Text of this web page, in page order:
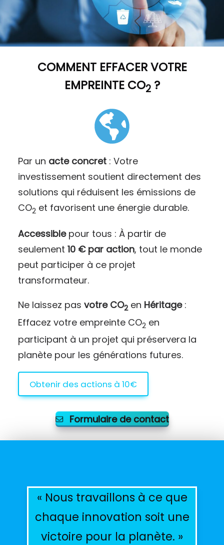
COMMENT EFFACER VOTRE
EMPREINTE CO2?
Par un acte concret: Votre
investissement soutient directement des
solutions qui réduisent les émissions de
CO2 et favorisent une énergie durable.
Accessiblepour tous : À partir de
seulement 10 € par action, tout le monde
peut participer à ce projet
transformateur.
Ne laissez pas votre CO2en Héritage:
Effacez votre empreinte CO2 en
participant à un projet qui préservera la
planète pour les générations futures.
Obtenir des actions à 10€
Formulaire de contact
« Nous travaillons à ce que
chaque innovation soit une
victoire pour la planète. »